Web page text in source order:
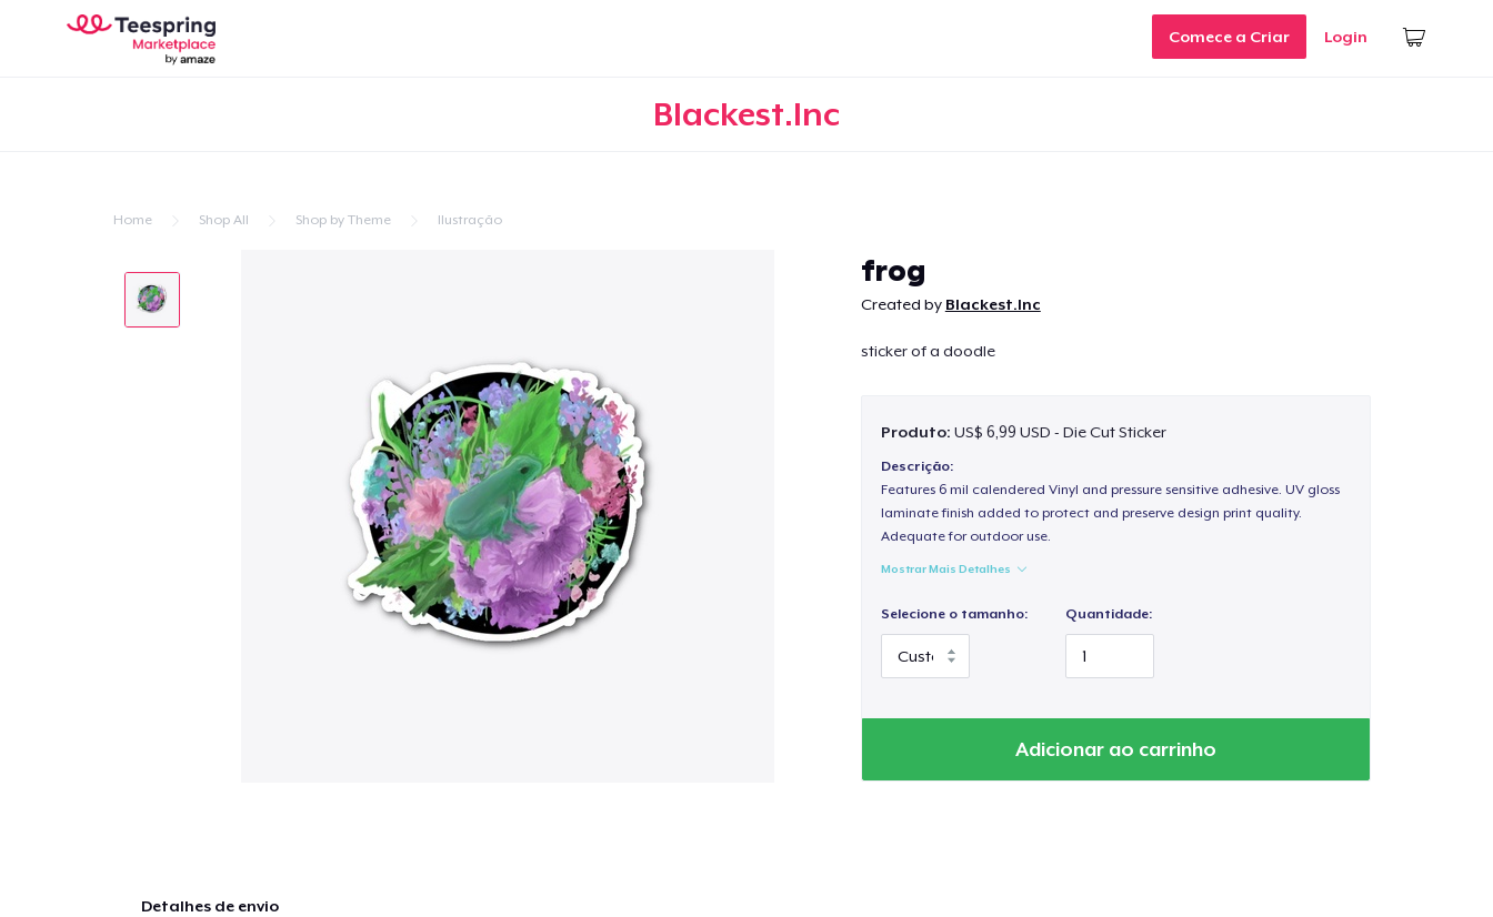
Comece a Criar Login
Blackest.Inc
Home Shop All Shop by Theme Ilustração
frog
Created by Blackest.Inc
sticker of a doodle
Produto: US$ 6,99 USD - Die Cut Sticker
Descrição:
Features 6 mil calendered Vinyl and pressure sensitive adhesive. UV gloss
laminate finish added to protect and preserve design print quality.
Adequate for outdoor use.
Mostrar Mais Detalhes
Selecione o tamanho: Quantidade:
Adicionar ao carrinho
Detalhes de envio